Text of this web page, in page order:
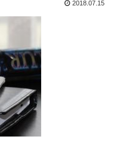
2018.07.15